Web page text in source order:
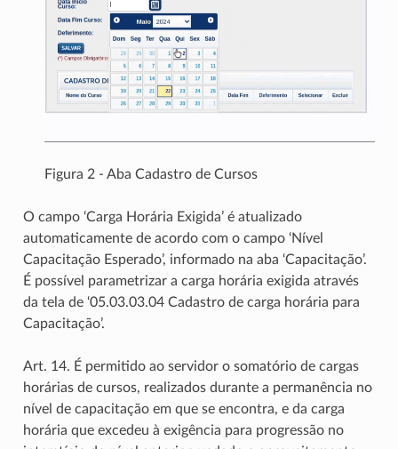
Figura 2 - Aba Cadastro de Cursos
O campo ‘Carga Horária Exigida’ é atualizado
automaticamente de acordo com o campo ‘Nível
Capacitação Esperado’, informado na aba ‘Capacitação’.
É possível parametrizar a carga horária exigida através
da tela de ‘05.03.03.04 Cadastro de carga horária para
Capacitação’.
Art. 14. É permitido ao servidor o somatório de cargas
horárias de cursos, realizados durante a permanência no
nível de capacitação em que se encontra, e da carga
horária que excedeu à exigência para progressão no